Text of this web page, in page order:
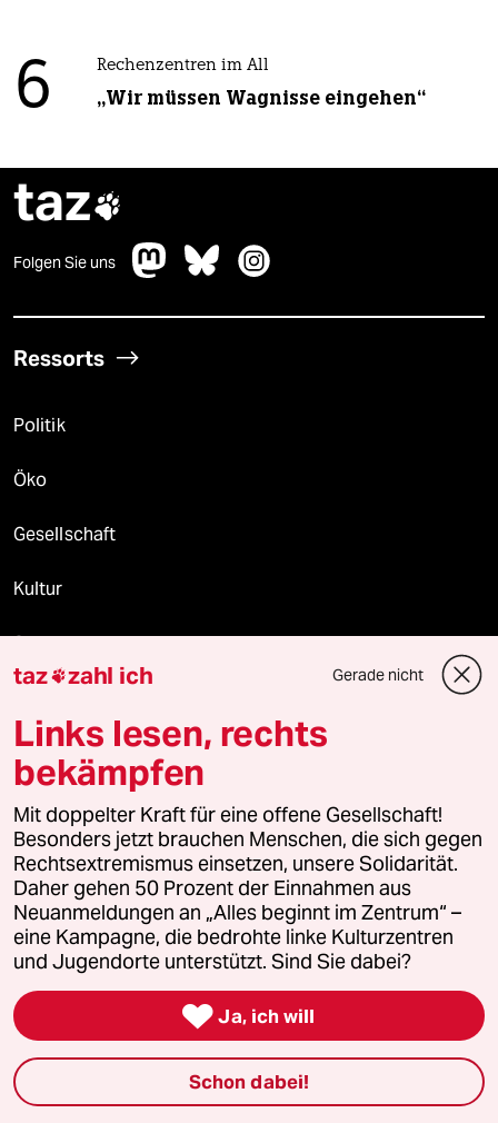
6 Rechenzentren im All
„Wir müssen Wagnisse eingehen“
taz
Folgen Sie uns
Ressorts
Politik
Öko
Gesellschaft
Kultur
Sport
Nord
Wahrheit
Themen
Bergsteigen
USA unter Trump
Katzen
taz zahl ich Gerade nicht
Links lesen, rechts
bekämpfen
Mit doppelter Kraft für eine offene Gesellschaft!
Besonders jetzt brauchen Menschen, die sich gegen
Rechtsextremismus einsetzen, unsere Solidarität.
Daher gehen 50 Prozent der Einnahmen aus
Neuanmeldungen an „Alles beginnt im Zentrum“ –
eine Kampagne, die bedrohte linke Kulturzentren
und Jugendorte unterstützt. Sind Sie dabei?
 Ja, ich will
Schon dabei!